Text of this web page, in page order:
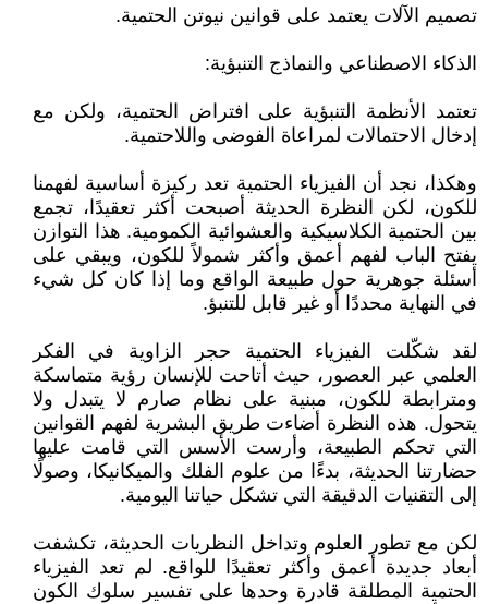
تصميم الآلات يعتمد على قوانين نيوتن الحتمية.
الذكاء الاصطناعي والنماذج التنبؤية:
تعتمد الأنظمة التنبؤية على افتراض الحتمية، ولكن مع
إدخال الاحتمالات لمراعاة الفوضى واللاحتمية.
وهكذا، نجد أن الفيزياء الحتمية تعد ركيزة أساسية لفهمنا
للكون، لكن النظرة الحديثة أصبحت أكثر تعقيدًا، تجمع
بين الحتمية الكلاسيكية والعشوائية الكمومية. هذا التوازن
يفتح الباب لفهم أعمق وأكثر شمولاً للكون، ويبقي على
أسئلة جوهرية حول طبيعة الواقع وما إذا كان كل شيء
في النهاية محددًا أو غير قابل للتنبؤ.
لقد شكّلت الفيزياء الحتمية حجر الزاوية في الفكر
العلمي عبر العصور، حيث أتاحت للإنسان رؤية متماسكة
ومترابطة للكون، مبنية على نظام صارم لا يتبدل ولا
يتحول. هذه النظرة أضاءت طريق البشرية لفهم القوانين
التي تحكم الطبيعة، وأرست الأسس التي قامت عليها
حضارتنا الحديثة، بدءًا من علوم الفلك والميكانيكا، وصولًا
إلى التقنيات الدقيقة التي تشكل حياتنا اليومية.
لكن مع تطور العلوم وتداخل النظريات الحديثة، تكشفت
أبعاد جديدة أعمق وأكثر تعقيدًا للواقع. لم تعد الفيزياء
الحتمية المطلقة قادرة وحدها على تفسير سلوك الكون